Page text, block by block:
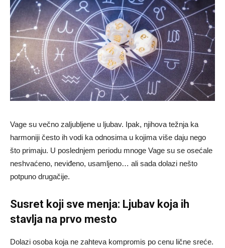
Vage su večno zaljubljene u ljubav. Ipak, njihova težnja ka
harmoniji često ih vodi ka odnosima u kojima više daju nego
što primaju. U poslednjem periodu mnoge Vage su se osećale
neshvaćeno, neviđeno, usamljeno… ali sada dolazi nešto
potpuno drugačije.
Susret koji sve menja: Ljubav koja ih
stavlja na prvo mesto
Dolazi osoba koja ne zahteva kompromis po cenu lične sreće.